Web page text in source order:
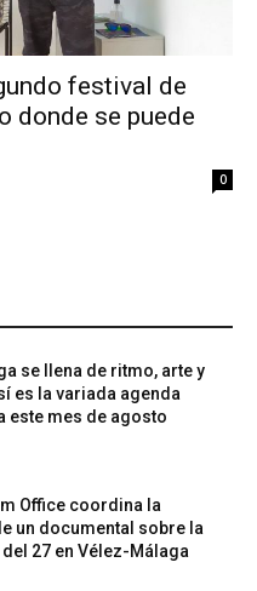
festival de
donde se puede
0
se llena de ritmo, arte y
es la variada agenda
este mes de agosto
Office coordina la
un documental sobre la
27 en Vélez-Málaga